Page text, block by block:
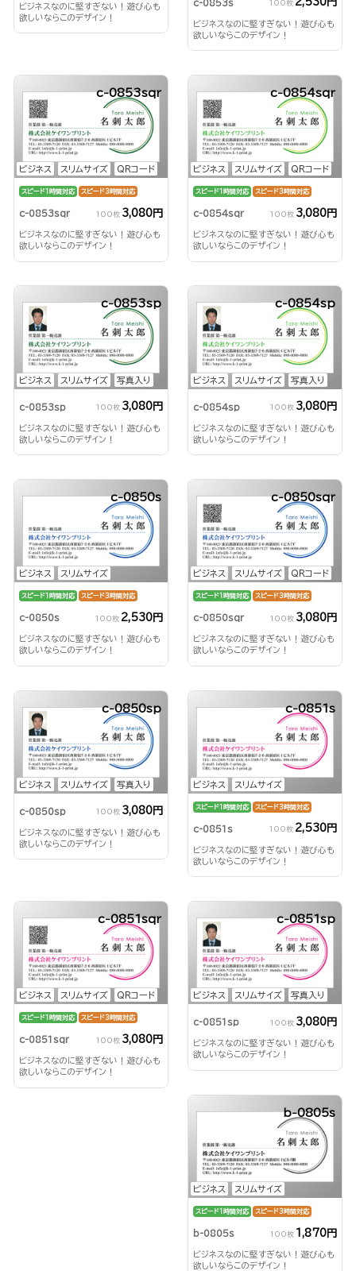
ビジネスなのに堅すぎない！遊び心も
欲しいならこのデザイン！
c-0853s 100枚 2,530円
ビジネスなのに堅すぎない！遊び心も
欲しいならこのデザイン！
ビジネス スリムサイズ QRコード
c-0853sqr
スピード1時間対応 スピード3時間対応
c-0853sqr 100枚 3,080円
ビジネスなのに堅すぎない！遊び心も
欲しいならこのデザイン！
ビジネス スリムサイズ QRコード
c-0854sqr
スピード1時間対応 スピード3時間対応
c-0854sqr 100枚 3,080円
ビジネスなのに堅すぎない！遊び心も
欲しいならこのデザイン！
ビジネス スリムサイズ 写真入り
c-0853sp
c-0853sp 100枚 3,080円
ビジネスなのに堅すぎない！遊び心も
欲しいならこのデザイン！
ビジネス スリムサイズ 写真入り
c-0854sp
c-0854sp 100枚 3,080円
ビジネスなのに堅すぎない！遊び心も
欲しいならこのデザイン！
ビジネス スリムサイズ
c-0850s
スピード1時間対応 スピード3時間対応
c-0850s 100枚 2,530円
ビジネスなのに堅すぎない！遊び心も
欲しいならこのデザイン！
ビジネス スリムサイズ QRコード
c-0850sqr
スピード1時間対応 スピード3時間対応
c-0850sqr 100枚 3,080円
ビジネスなのに堅すぎない！遊び心も
欲しいならこのデザイン！
ビジネス スリムサイズ 写真入り
c-0850sp
c-0850sp 100枚 3,080円
ビジネスなのに堅すぎない！遊び心も
欲しいならこのデザイン！
ビジネス スリムサイズ
c-0851s
スピード1時間対応 スピード3時間対応
c-0851s 100枚 2,530円
ビジネスなのに堅すぎない！遊び心も
欲しいならこのデザイン！
ビジネス スリムサイズ QRコード
c-0851sqr
スピード1時間対応 スピード3時間対応
c-0851sqr 100枚 3,080円
ビジネスなのに堅すぎない！遊び心も
欲しいならこのデザイン！
ビジネス スリムサイズ 写真入り
c-0851sp
c-0851sp 100枚 3,080円
ビジネスなのに堅すぎない！遊び心も
欲しいならこのデザイン！
ビジネス スリムサイズ
b-0805s
スピード1時間対応 スピード3時間対応
b-0805s 100枚 1,870円
ビジネスなのに堅すぎない！遊び心も
欲しいならこのデザイン！